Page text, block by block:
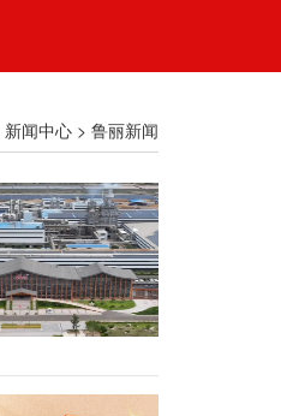
新闻中心 > 鲁丽新闻